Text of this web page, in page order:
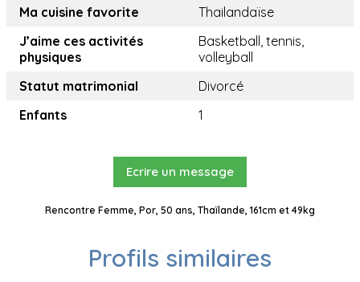
Ma cuisine favorite
Thailandaïse
J’aime ces activités
physiques
Basketball, tennis,
volleyball
Statut matrimonial
Divorcé
Enfants
1
Ecrire un message
Rencontre Femme, Por, 50 ans, Thaïlande, 161cm et 49kg
Profils similaires